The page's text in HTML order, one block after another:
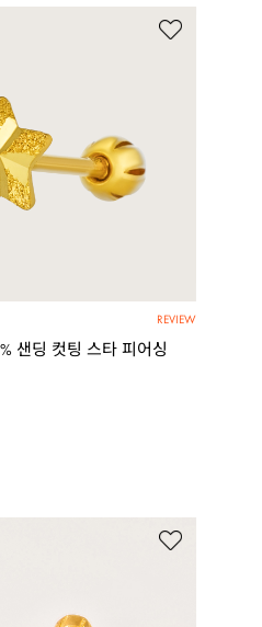
REVIEW
샌딩 컷팅 스타 피어싱